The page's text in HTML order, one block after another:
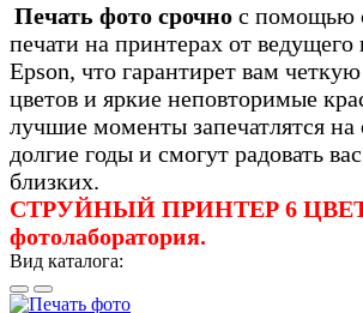
Печать фото срочно с помощью
печати на принтерах от ведущего
Epson, что гарантирет вам
цветов и яркие неповторимые
лучшие моменты запечатлятся на
долгие годы и смогут радовать
близких.
СТРУЙНЫЙ ПРИНТЕР 6
фотолаборатория.
Вид каталога: